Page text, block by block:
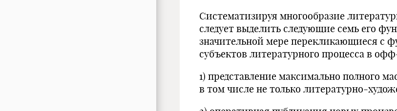
Систематизируя многообразие
следует выделить следующие семь его
значительной мере перекликающиеся с
субъектов литературного процесса в
1) представление максимально полного
в том числе не только литературно-